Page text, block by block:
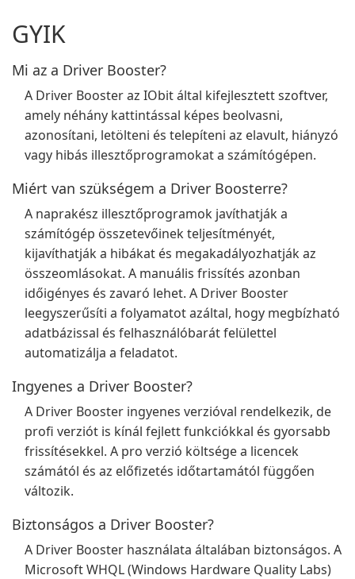
GYIK
Mi az a Driver Booster?
A Driver Booster az IObit által kifejlesztett szoftver,
amely néhány kattintással képes beolvasni,
azonosítani, letölteni és telepíteni az elavult, hiányzó
vagy hibás illesztőprogramokat a számítógépen.
Miért van szükségem a Driver Boosterre?
A naprakész illesztőprogramok javíthatják a
számítógép összetevőinek teljesítményét,
kijavíthatják a hibákat és megakadályozhatják az
összeomlásokat. A manuális frissítés azonban
időigényes és zavaró lehet. A Driver Booster
leegyszerűsíti a folyamatot azáltal, hogy megbízható
adatbázissal és felhasználóbarát felülettel
automatizálja a feladatot.
Ingyenes a Driver Booster?
A Driver Booster ingyenes verzióval rendelkezik, de
profi verziót is kínál fejlett funkciókkal és gyorsabb
frissítésekkel. A pro verzió költsége a licencek
számától és az előfizetés időtartamától függően
változik.
Biztonságos a Driver Booster?
A Driver Booster használata általában biztonságos. A
Microsoft WHQL (Windows Hardware Quality Labs)